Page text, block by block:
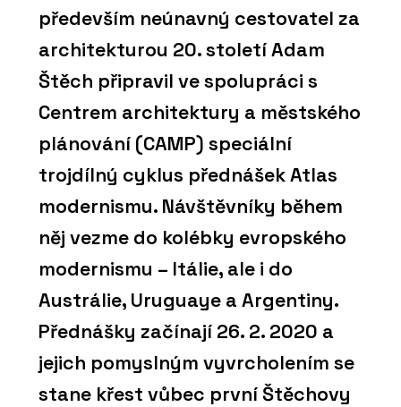
především neúnavný cestovatel za
architekturou 20. století Adam
Štěch připravil ve spolupráci s
Centrem architektury a městského
plánování (CAMP) speciální
trojdílný cyklus přednášek Atlas
modernismu. Návštěvníky během
něj vezme do kolébky evropského
modernismu – Itálie, ale i do
Austrálie, Uruguaye a Argentiny.
Přednášky začínají 26. 2. 2020 a
jejich pomyslným vyvrcholením se
stane křest vůbec první Štěchovy